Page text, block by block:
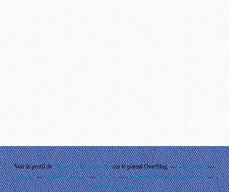
Voir le profil dePhouthay Nontanovanhsur le portail Overblog
Top articles
Contact
Signaler un abus C.G.U.
Cookies et données personnelles
Préférences cookies